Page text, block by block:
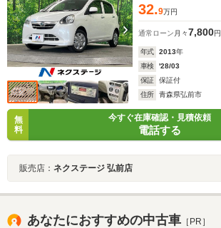
32.9万円
通常ローン 月々7,800円
年式 2013年
車検
'28/03
保証
保証付
住所
青森県弘前市
無
料
今すぐ在庫確認・見積依頼
電話する
販売店： ネクステージ 弘前店
あなたにおすすめの中古車 ［PR］